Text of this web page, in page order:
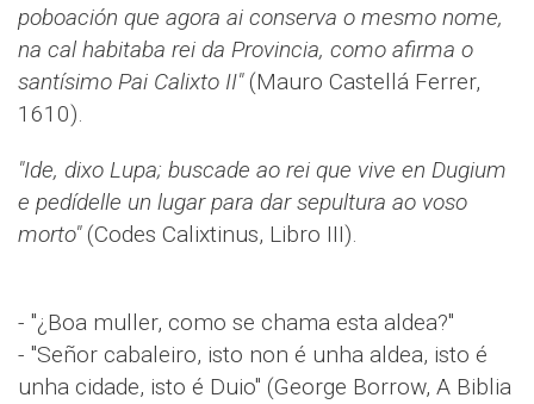
poboación que agora ai conserva o mesmo nome,
na cal habitaba rei da Provincia, como afirma o
santísimo Pai Calixto II"(Mauro Castellá Ferrer,
1610).
"Ide, dixo Lupa; buscade ao rei que vive en Dugium
e pedídelle un lugar para dar sepultura ao voso
morto"(Codes Calixtinus, Libro III).
- "¿Boa muller, como se chama esta aldea?"
- "Señor cabaleiro, isto non é unha aldea, isto é
unha cidade, isto é Duio" (George Borrow, A Biblia